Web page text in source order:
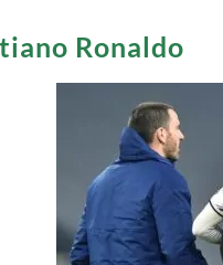
Ronaldo